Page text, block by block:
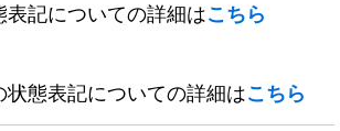
記についての詳細はこちら
態表記についての詳細はこちら